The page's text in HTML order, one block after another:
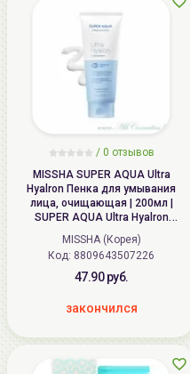
/ 0 отзывов
MISSHA SUPER AQUA Ultra
Hyalron Пенка для умывания
лица, очищающая | 200мл |
SUPER AQUA Ultra Hyalron
Cleansing Foaning Cleanser
(I2318)
MISSHA (Корея)
Код: 8809643507226
47.90 руб.
закончился